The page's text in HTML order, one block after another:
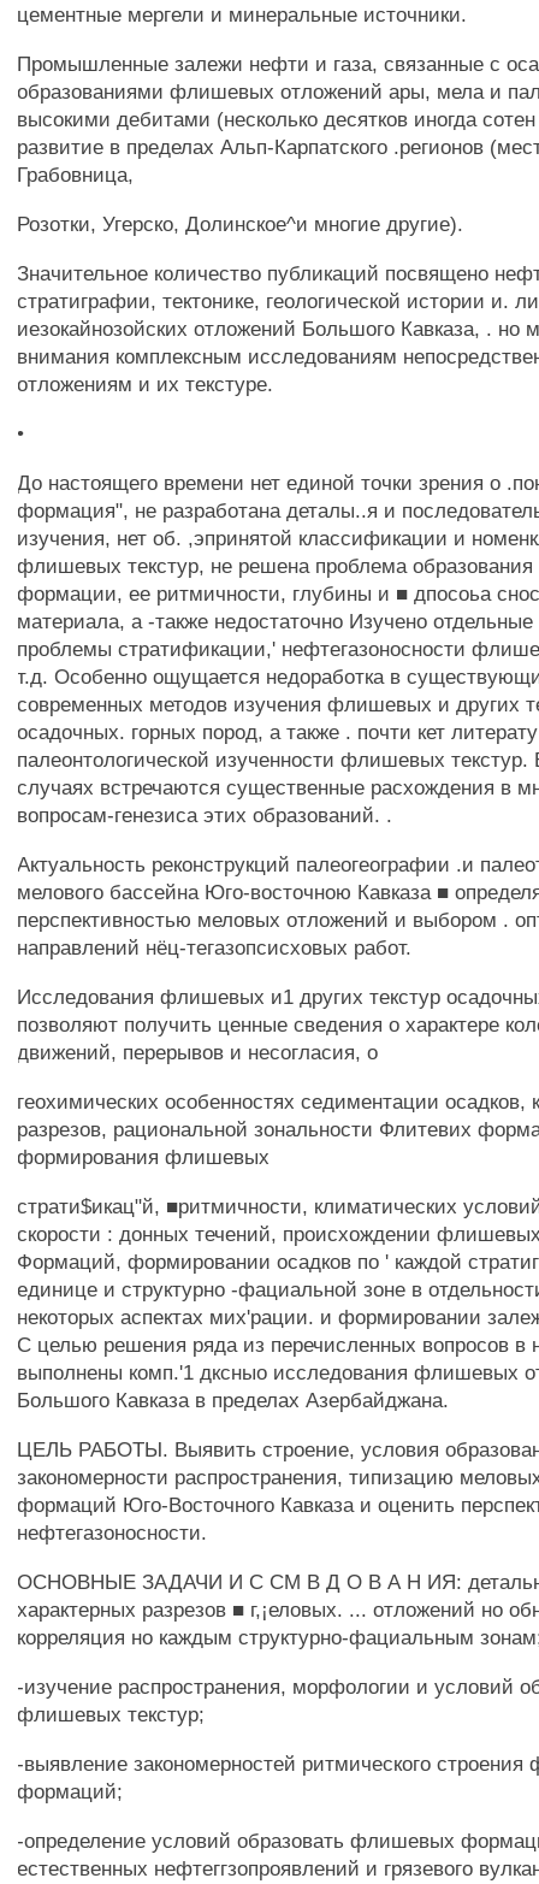
цементные мергели и минеральные источники.
Промышленные залежи нефти и газа, связанные с
образованиями флишевых отложений ары, мела и
высокими дебитами (несколько десятков иногда
развитие в пределах Альп-Карпатского .регионов
Грабовница,
Розотки, Угерско, Долинское^и многие другие).
Значительное количество публикаций посвящено
стратиграфии, тектонике, геологической истории и.
иезокайнозойских отложений Большого Кавказа, . но
внимания комплексным исследованиям
отложениям и их текстуре.
•
До настоящего времени нет единой точки зрения о
формация", не разработана деталы..я и
изучения, нет об. ,эпринятой классификации и
флишевых текстур, не решена проблема
формации, ее ритмичности, глубины и ■ дпосоьа
материала, а -также недостаточно Изучено отдельные
проблемы стратификации,' нефтегазоносности
т.д. Особенно ощущается недоработка в
современных методов изучения флишевых и других
осадочных. горных пород, а также . почти кет
палеонтологической изученности флишевых текстур.
случаях встречаются существенные расхождения в
вопросам-генезиса этих образований. .
Актуальность реконструкций палеогеографии .и
мелового бассейна Юго-восточною Кавказа ■
перспективностью меловых отложений и выбором .
направлений нёц-тегазопсисховых работ.
Исследования флишевых и1 других текстур
позволяют получить ценные сведения о характере
движений, перерывов и несогласия, о
геохимических особенностях седиментации осадков,
разрезов, рациональной зональности Флитевих
формирования флишевых
страти$икац"й, ■ритмичности, климатических
скорости : донных течений, происхождении
Формаций, формировании осадков по ' каждой
единице и структурно -фациальной зоне в
некоторых аспектах мих'рации. и формировании
С целью решения ряда из перечисленных вопросов в
выполнены комп.'1 дксныо исследования флишевых
Большого Кавказа в пределах Азербайджана.
ЦЕЛЬ РАБОТЫ. Выявить строение, условия
закономерности распространения, типизацию
формаций Юго-Восточного Кавказа и оценить
нефтегазоносности.
ОСНОВНЫЕ ЗАДАЧИ И С СМ В Д О В А Н ИЯ:
характерных разрезов ■ г,¡еловых. ... отложений но
корреляция но каждым структурно-фациальным
-изучение распространения, морфологии и условий
флишевых текстур;
-выявление закономерностей ритмического
формаций;
-определение условий образовать флишевых
естественных нефтеггзопроявлений и грязевого